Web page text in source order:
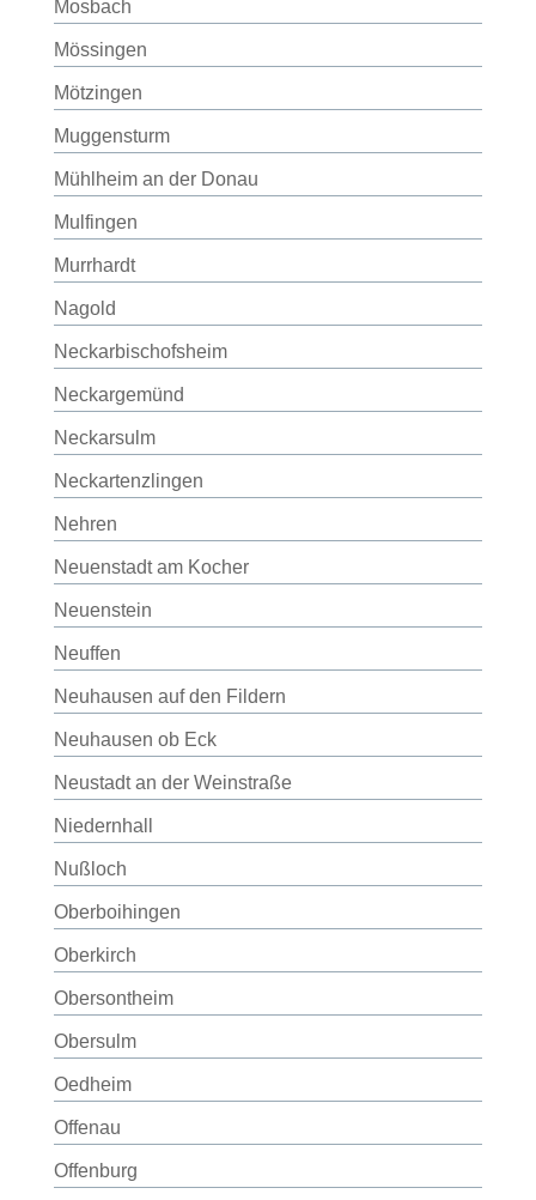
Mosbach
Mössingen
Mötzingen
Muggensturm
Mühlheim an der Donau
Mulfingen
Murrhardt
Nagold
Neckarbischofsheim
Neckargemünd
Neckarsulm
Neckartenzlingen
Nehren
Neuenstadt am Kocher
Neuenstein
Neuffen
Neuhausen auf den Fildern
Neuhausen ob Eck
Neustadt an der Weinstraße
Niedernhall
Nußloch
Oberboihingen
Oberkirch
Obersontheim
Obersulm
Oedheim
Offenau
Offenburg